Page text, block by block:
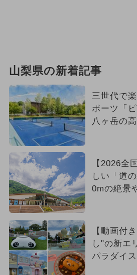
山梨県の新着記事
三世代で
ポーツ「
八ヶ岳の
【2026全
しい「道
0mの絶景
【動画付
し"の新エ
パラダイ